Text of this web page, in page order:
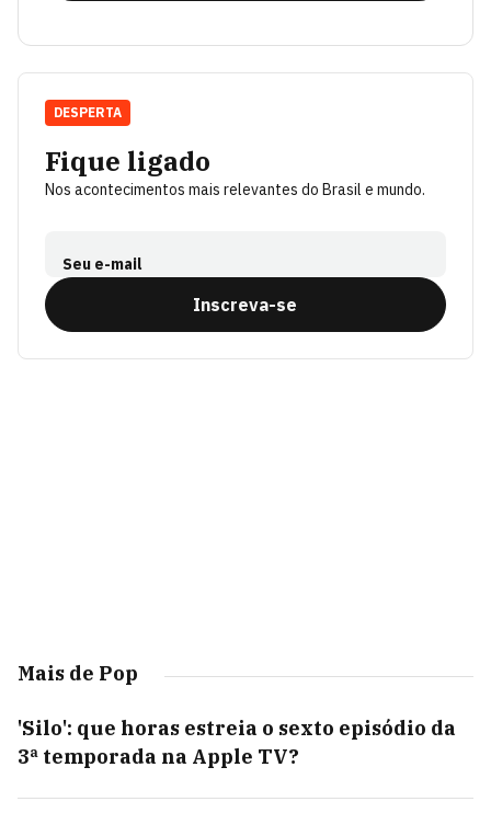
Fique ligado
Nos acontecimentos mais relevantes do Brasil e mundo.
Seu e-mail
Inscreva-se
DESPERTA
Mais de Pop
'Silo': que horas estreia o sexto episódio da
3ª temporada na Apple TV?